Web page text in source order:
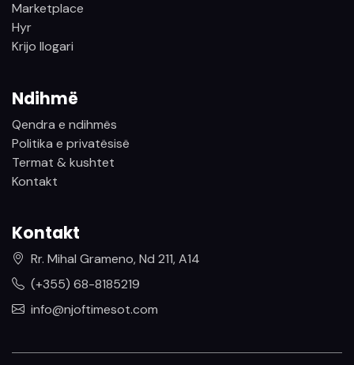
Marketplace
Hyr
Krijo llogari
Ndihmë
Qendra e ndihmës
Politika e privatësisë
Termat & kushtet
Kontakt
Kontakt
Rr. Mihal Grameno, Nd 211, A14
(+355) 68-8185219
info@njoftimesot.com